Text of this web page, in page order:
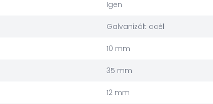
Igen
Galvanizált acél
10 mm
35 mm
12 mm